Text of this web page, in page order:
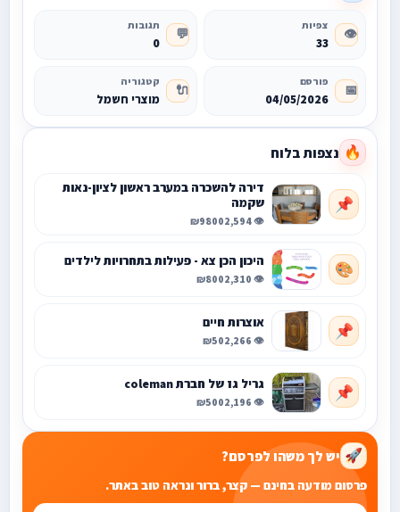
👁️ צפיות
33
💬 תגובות
0
📅 פורסם
04/05/2026
🔌 קטגוריה
מוצרי חשמל
🔥 נצפות בלוח
📌
דירה להשכרה במערב ראשון לציון-נאות
שקמה
👁️ 2,594
₪9800
🎨 היכון הכן צא - פעילות בתחרויות לילדים
👁️ 2,310
₪800
📌 אוצרות חיים
👁️ 2,266
₪50
📌 גריל גז של חברת coleman
👁️ 2,196
₪500
🚀 יש לך משהו לפרסם?
פרסום מודעה בחינם — קצר, ברור ונראה טוב באתר.